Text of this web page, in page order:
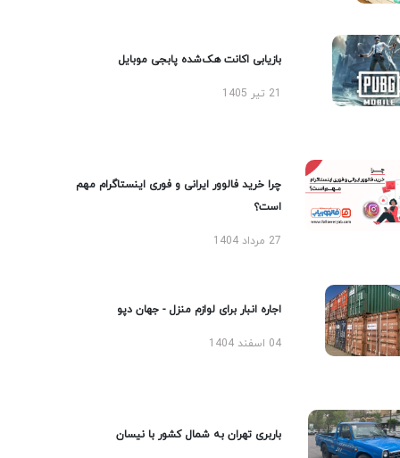
بازیابی اکانت هک‌شده پابجی موبایل
چرا خرید فالوور ایرانی و فوری اینستاگرام مهم
است؟
27 مرداد 1404
اجاره انبار برای لوازم منزل - جهان دپو
04 اسفند 1404
باربری تهران به شمال کشور با نیسان